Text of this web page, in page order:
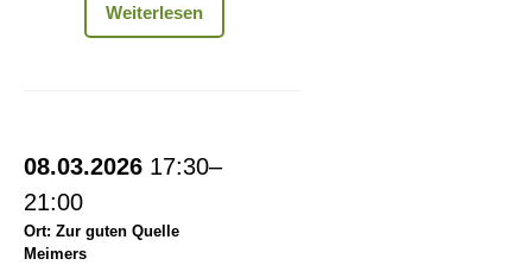
WeiterlesenWir
machen
08.03.2026 17:30–
21:00
Ort: Zur guten Quelle
Meimers